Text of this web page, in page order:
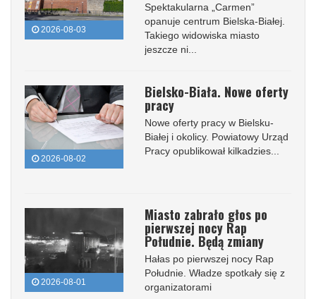
2026-08-03
Spektakularna „Carmen”
opanuje centrum Bielska-Białej.
Takiego widowiska miasto
jeszcze ni...
2026-08-02
Bielsko-Biała. Nowe oferty
pracy
Nowe oferty pracy w Bielsku-
Białej i okolicy. Powiatowy Urząd
Pracy opublikował kilkadzies...
2026-08-01
Miasto zabrało głos po
pierwszej nocy Rap
Południe. Będą zmiany
Hałas po pierwszej nocy Rap
Południe. Władze spotkały się z
organizatorami